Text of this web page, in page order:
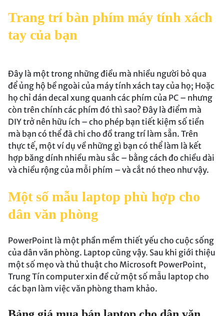
Trang trí bàn phím máy tính xách
tay của bạn
Đây là một trong những điều mà nhiều người bỏ qua
để ủng hộ bề ngoài của máy tính xách tay của họ; Hoặc
họ chỉ dán decal xung quanh các phím của PC – nhưng
còn trên chính các phím đó thì sao? Đây là điểm mà
DIY trở nên hữu ích – cho phép bạn tiết kiệm số tiền
mà bạn có thể đã chi cho đồ trang trí làm sẵn. Trên
thực tế, một ví dụ về những gì bạn có thể làm là kết
hợp băng dính nhiều màu sắc – bằng cách đo chiều dài
và chiều rộng của mỗi phím – và cắt nó theo như vậy.
Một số mẫu laptop phù hợp cho
dân văn phòng
PowerPoint là một phần mềm thiết yếu cho cuộc sống
của dân văn phòng. Laptop cũng vậy. Sau khi giới thiệu
một số mẹo và thủ thuật cho Microsoft PowerPoint,
Trung Tín computer xin đề cử một số mẫu laptop cho
các bạn làm việc văn phòng tham khảo.